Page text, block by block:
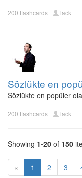
200 flashcards lack
Sözlükte en
Sözlükte en popüler
200 flashcards lack
Showing 1-20 of 150
« 1 2 3